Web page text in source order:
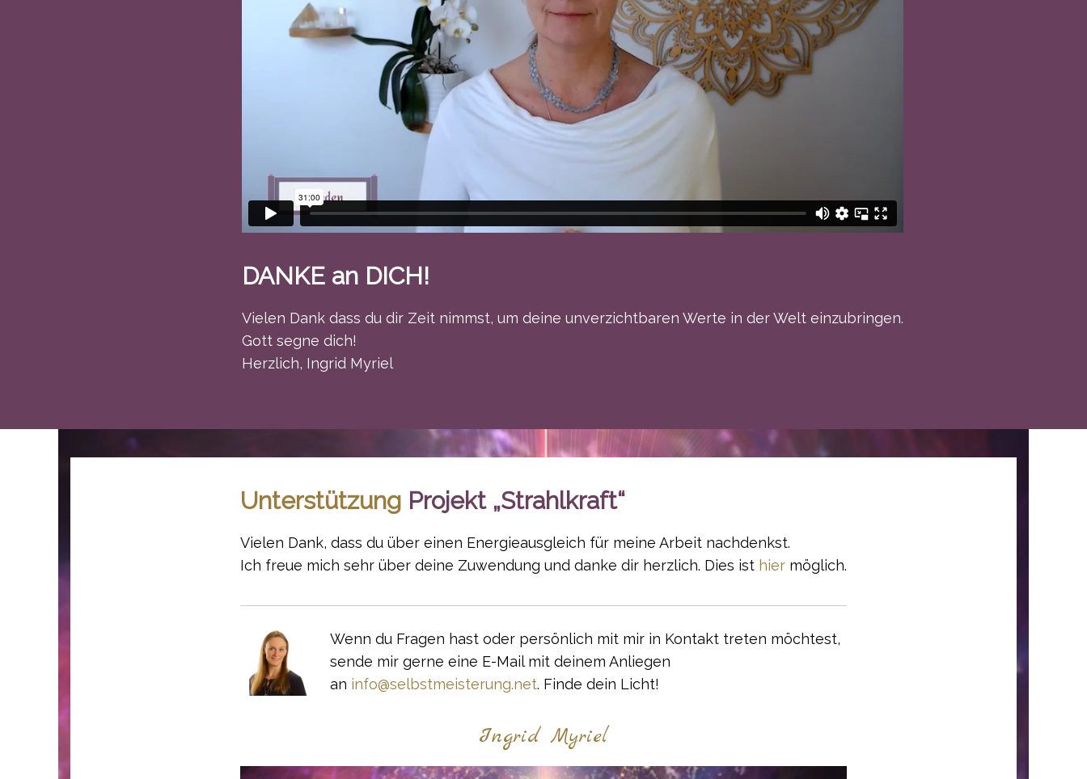
DANKE an DICH!
Vielen Dank dass du dir Zeit nimmst, um deine unverzichtbaren Werte in der Welt einzubringen.
Gott segne dich!
Herzlich, Ingrid Myriel
Unterstützung Projekt „Strahlkraft“
Vielen Dank, dass du über einen Energieausgleich für meine Arbeit nachdenkst.
Ich freue mich sehr über deine Zuwendung und danke dir herzlich. Dies ist hier möglich.
Wenn du Fragen hast oder persönlich mit mir in Kontakt treten möchtest,
sende mir gerne eine E-Mail mit deinem Anliegen
an info@selbstmeisterung.net. Finde dein Licht!
Ingrid Myriel